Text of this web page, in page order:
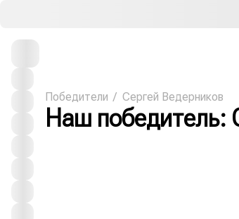
Победители Сергей Ведерников
Наш победитель: